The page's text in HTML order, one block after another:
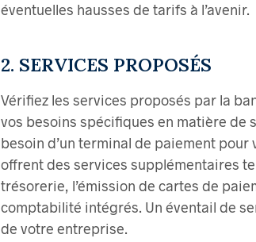
éventuelles hausses de tarifs à l’avenir.
2. SERVICES PROPOSÉS
Vérifiez les services proposés par la
vos besoins spécifiques en matière de
besoin d’un terminal de paiement
offrent des services supplémentaires
trésorerie, l’émission de cartes de
comptabilité intégrés. Un éventail de
de votre entreprise.